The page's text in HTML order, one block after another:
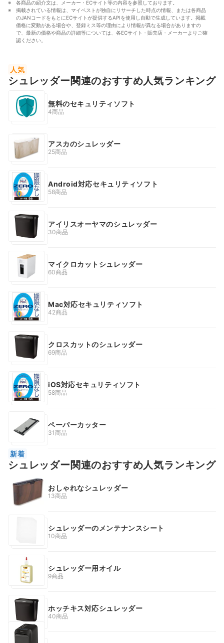
各商品の紹介文は、メーカー・ECサイト等の内容を参照しております。
掲載されている情報は、マイベストが独自にリサーチした時点の情報、または各商品
のJANコードをもとにECサイトが提供するAPIを使用し自動で生成しています。掲載
価格に変動がある場合や、登録ミス等の理由により情報が異なる場合がありますの
で、最新の価格や商品の詳細等については、各ECサイト・販売店・メーカーよりご確
認ください。
人気
シュレッダー関連のおすすめ人気ランキング
無料のセキュリティソフト
4商品
アスカのシュレッダー
25商品
Android対応セキュリティソフト
58商品
アイリスオーヤマのシュレッダー
30商品
マイクロカットシュレッダー
60商品
Mac対応セキュリティソフト
42商品
クロスカットのシュレッダー
69商品
iOS対応セキュリティソフト
58商品
ペーパーカッター
31商品
新着
シュレッダー関連のおすすめ人気ランキング
おしゃれなシュレッダー
13商品
シュレッダーのメンテナンスシート
10商品
シュレッダー用オイル
9商品
ホッチキス対応シュレッダー
40商品